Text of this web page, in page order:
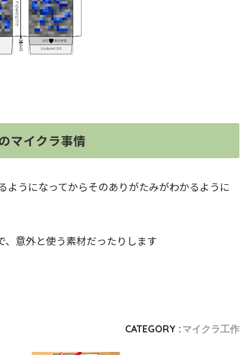
マイクラ事情
ようになってからそのありがたみがわかるように
、意外と使う素材だったりします
CATEGORY : マイクラ工作